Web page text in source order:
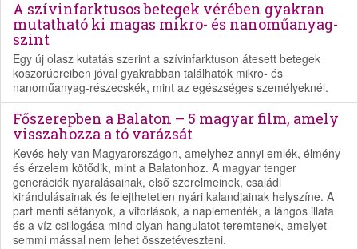
A szívinfarktusos betegek vérében gyakran
mutatható ki magas mikro- és nanoműanyag-
szint
Egy új olasz kutatás szerint a szívinfarktuson átesett betegek
koszorúereiben jóval gyakrabban találhatók mikro- és
nanoműanyag-részecskék, mint az egészséges személyeknél.
Főszerepben a Balaton – 5 magyar film, amely
visszahozza a tó varázsát
Kevés hely van Magyarországon, amelyhez annyi emlék, élmény
és érzelem kötődik, mint a Balatonhoz. A magyar tenger
generációk nyaralásainak, első szerelmeinek, családi
kirándulásainak és felejthetetlen nyári kalandjainak helyszíne. A
part menti sétányok, a vitorlások, a naplementék, a lángos illata
és a víz csillogása mind olyan hangulatot teremtenek, amelyet
semmi mással nem lehet összetéveszteni.